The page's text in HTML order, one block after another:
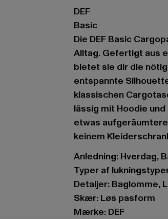
DEF
Basic
Die DEF Basic
Alltag. Gefertigt aus
bietet sie dir die
entspannte
klassischen
lässig mit Hoodie
etwas
keinem
Anledning: Hverdag,
Typer af
Detaljer: Baglomme,
Skær: Løs pasform
Mærke: DEF